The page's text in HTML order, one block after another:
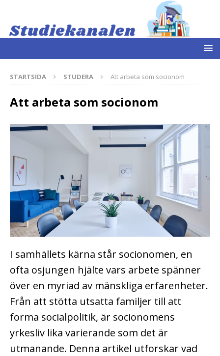
STARTSIDA STUDERA Att arbeta som socionom
Att arbeta som socionom
I samhällets kärna står socionomen, en
ofta osjungen hjälte vars arbete spänner
över en myriad av mänskliga erfarenheter.
Från att stötta utsatta familjer till att
forma socialpolitik, är socionomens
yrkesliv lika varierande som det är
utmanande. Denna artikel utforskar vad